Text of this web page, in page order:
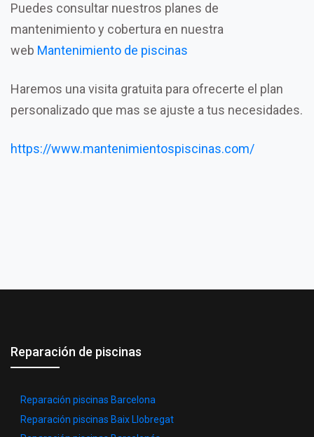
Puedes consultar nuestros planes de
mantenimiento y cobertura en nuestra
web Mantenimiento de piscinas
Haremos una visita gratuita para ofrecerte el plan
personalizado que mas se ajuste a tus necesidades.
https://www.mantenimientospiscinas.com/
Reparación de piscinas
Reparación piscinas Barcelona
Reparación piscinas Baix Llobregat